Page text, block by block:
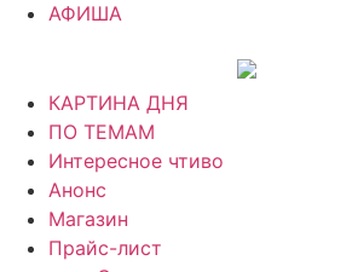
АФИША
КАРТИНА ДНЯ
ПО ТЕМАМ
Интересное чтиво
Анонс
Магазин
Прайс-лист